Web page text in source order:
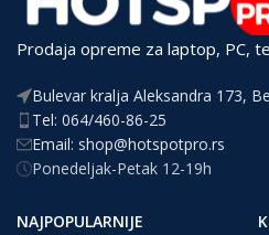
Prodaja opreme za laptop, PC,
Bulevar kralja Aleksandra 173,
Tel: 064/460-86-25
Email: shop@hotspotpro.rs
Ponedeljak-Petak 12-19h
NAJPOPULARNIJE